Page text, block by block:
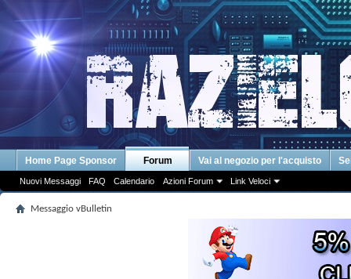
Home Page Sponsor Forum
Nuovi Messaggi FAQ Calendario Azioni Forum Link Veloci
Vai al negozio per l'acquisto
Messaggio vBulletin